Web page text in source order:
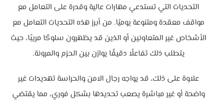
التحديات التي تستدعي مهارات عالية وقدرة على التعامل مع
مواقف معقدة ومتنوعة يوميًا. من أبرز هذه التحديات التعامل مع
الأشخاص غير المتعاونين أو الذين قد يظهرون سلوكًا مريبًا، حيث
يتطلب ذلك تفاعلًا دقيقًا يوازن بين الحزم والمرونة.
علاوة على ذلك، قد يواجه رجال الامن والحراسة تهديدات غير
واضحة أو غير مباشرة يصعب تحديدها بشكل فوري، مما يقتضي